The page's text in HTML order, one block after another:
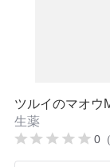
ツルイのマオウ
生薬
0